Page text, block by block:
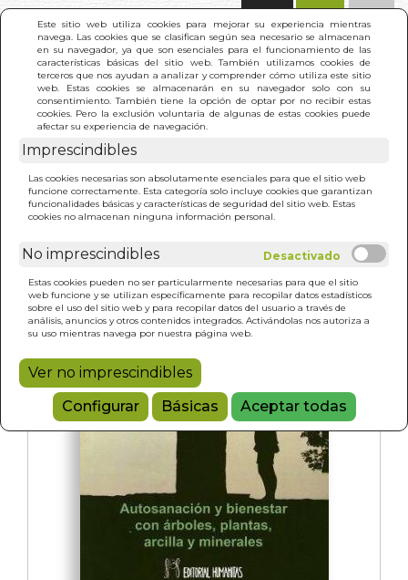
Este sitio web utiliza cookies para mejorar su experiencia mientras
navega. Las cookies que se clasifican según sea necesario se almacenan
en su navegador, ya que son esenciales para el funcionamiento de las
características básicas del sitio web. También utilizamos cookies de
terceros que nos ayudan a analizar y comprender cómo utiliza este sitio
web. Estas cookies se almacenarán en su navegador solo con su
consentimiento. También tiene la opción de optar por no recibir estas
cookies. Pero la exclusión voluntaria de algunas de estas cookies puede
afectar su experiencia de navegación.
Imprescindibles
Las cookies necesarias son absolutamente esenciales para que el sitio web
funcione correctamente. Esta categoría solo incluye cookies que garantizan
funcionalidades básicas y características de seguridad del sitio web. Estas
cookies no almacenan ninguna información personal.
No imprescindibles
Estas cookies pueden no ser particularmente necesarias para que el sitio
web funcione y se utilizan específicamente para recopilar datos estadísticos
sobre el uso del sitio web y para recopilar datos del usuario a través de
análisis, anuncios y otros contenidos integrados. Activándolas nos autoriza a
su uso mientras navega por nuestra página web.
Ver no imprescindibles
Configurar
Básicas Aceptar todas
INICIO >